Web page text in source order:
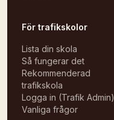
För trafikskolor
Lista din skola
Så fungerar det
Rekommenderad
trafikskola
Logga in (Trafik Admin)
Vanliga frågor